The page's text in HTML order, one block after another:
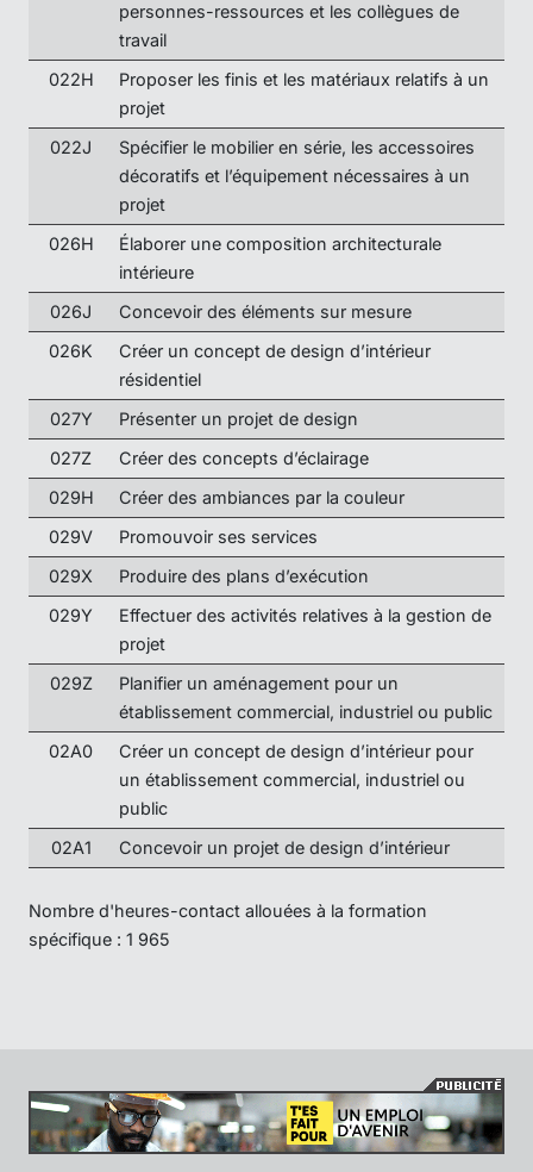
personnes-ressources et les collègues de
travail
022H
Proposer les finis et les matériaux relatifs à un
projet
022J
Spécifier le mobilier en série, les accessoires
décoratifs et l’équipement nécessaires à un
projet
026H
Élaborer une composition architecturale
intérieure
026J
Concevoir des éléments sur mesure
026K
Créer un concept de design d’intérieur
résidentiel
027Y
Présenter un projet de design
027Z
Créer des concepts d’éclairage
029H
Créer des ambiances par la couleur
029V
Promouvoir ses services
029X
Produire des plans d’exécution
029Y
Effectuer des activités relatives à la gestion de
projet
029Z
Planifier un aménagement pour un
établissement commercial, industriel ou public
02A0
Créer un concept de design d’intérieur pour
un établissement commercial, industriel ou
public
02A1
Concevoir un projet de design d’intérieur
Nombre d'heures-contact allouées à la formation
spécifique : 1 965